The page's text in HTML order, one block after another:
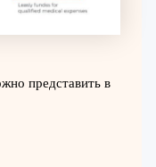
представить в